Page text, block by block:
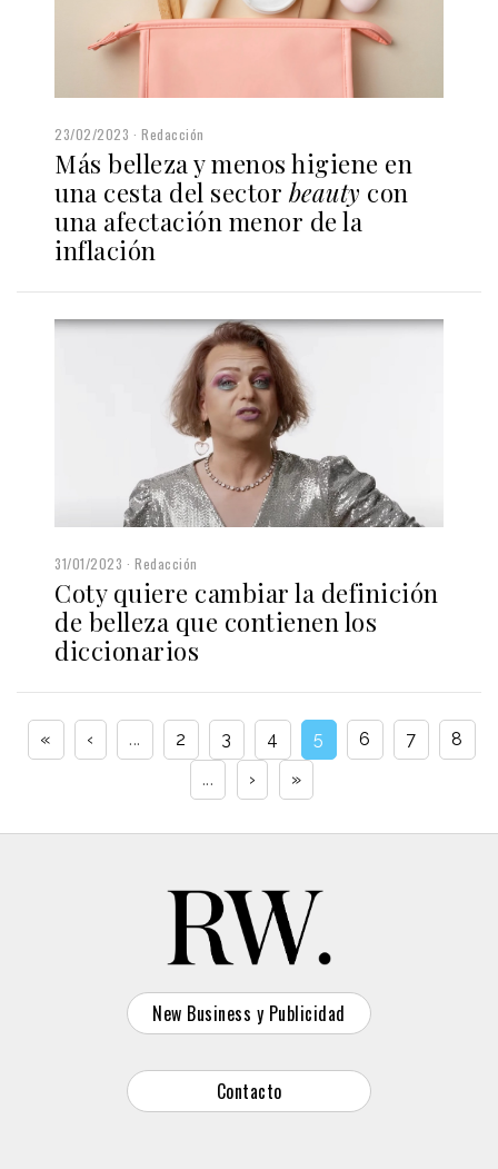
23/02/2023 Redacción
Más belleza y menos higiene en
una cesta del sector beauty con
una afectación menor de la
inflación
31/01/2023 Redacción
Coty quiere cambiar la definición
de belleza que contienen los
diccionarios
« ‹ ... 2 3 4 5 6 7
8
...
› »
New Business y Publicidad
Contacto